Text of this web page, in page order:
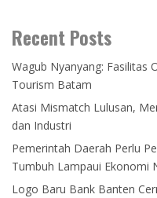
Recent Posts
Wagub Nyanyang: Fasilitas
Tourism Batam
Atasi Mismatch Lulusan,
dan Industri
Pemerintah Daerah Perlu
Tumbuh Lampaui Ekonomi
Logo Baru Bank Banten